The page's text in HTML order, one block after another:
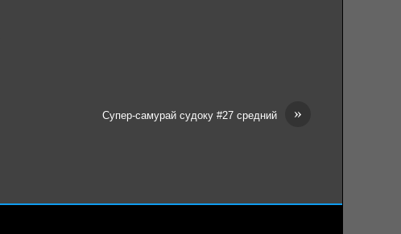
»
Супер-самурай судоку #27 средний